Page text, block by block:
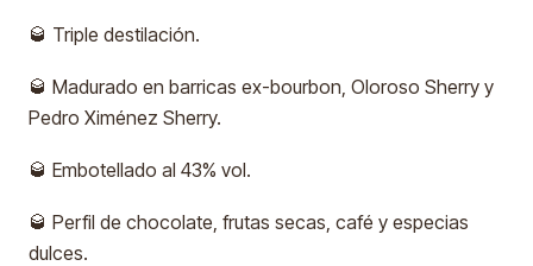
🥃 Triple destilación.
🥃 Madurado en barricas ex-bourbon, Oloroso Sherry y
Pedro Ximénez Sherry.
🥃 Embotellado al 43% vol.
🥃 Perfil de chocolate, frutas secas, café y especias
dulces.